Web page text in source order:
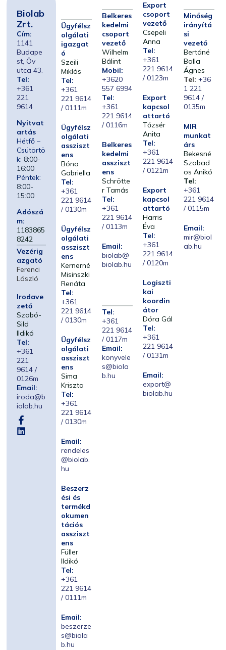
Biolab
Zrt.
Cím:
1141
Budape
st, Öv
utca 43.
Tel:
+361
221
9614
Nyitvat
artás
Hétfő –
Csütörtö
k: 8:00-
16:00
Péntek:
8:00-
15:00
Adószá
m:
1183865
8242
Vezérig
azgató
Ferenci
László
Irodave
zető
Szabó-
Sild
Ildikó
Tel:
+361
221
9614 /
0126m
Email:
iroda@b
iolab.hu
Ügyfélsz
olgálati
igazgat
ó
Szeili
Miklós
Tel:
+361
221 9614
/ 0111m
Ügyfélsz
olgálati
assziszt
ens
Bóna
Gabriella
Tel:
+361
221 9614
/ 0130m
Ügyfélsz
olgálati
assziszt
ens
Kernerné
Misinszki
Renáta
Tel:
+361
221 9614
/ 0130m
Ügyfélsz
olgálati
assziszt
ens
Sima
Kriszta
Tel:
+361
221 9614
/ 0130m
Email:
rendeles
@biolab.
hu
Beszerz
ési és
termékd
okumen
tációs
assziszt
ens
Füller
Ildikó
Tel:
+361
221 9614
/ 0111m
Email:
beszerze
s@biola
b.hu
Belkeres
kedelmi
csoport
vezető
Wilhelm
Bálint
Mobil:
+3620
557 6994
Tel:
+361
221 9614
/ 0116m
Belkeres
kedelmi
assziszt
ens
Schrötte
r Tamás
Tel:
+361
221 9614
/ 0113m
Email:
biolab@
biolab.hu
Tel:
+361
221 9614
/ 0117m
Email:
konyvele
s@biola
b.hu
Export
csoport
vezető
Csepeli
Anna
Tel:
+361
221 9614
/ 0123m
Export
kapcsol
attartó
Tőzsér
Anita
Tel:
+361
221 9614
/ 0121m
Export
kapcsol
attartó
Harris
Éva
Tel:
+361
221 9614
/ 0120m
Logiszti
kai
koordin
átor
Dóra Gál
Tel:
+361
221 9614
/ 0131m
Email:
export@
biolab.hu
Minőség
irányítá
si
vezető
Bertáné
Balla
Ágnes
Tel: +36
1 221
9614 /
0135m
MIR
munkat
árs
Bekesné
Szabad
os Anikó
Tel:
+361
221 9614
/ 0115m
Email:
mir@biol
ab.hu